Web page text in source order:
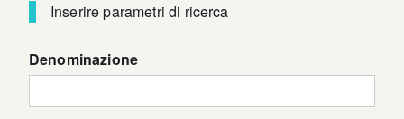
Inserire parametri di ricerca
Denominazione